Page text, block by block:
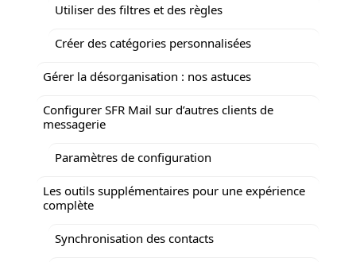
Utiliser des filtres et des règles
Créer des catégories personnalisées
Gérer la désorganisation : nos astuces
Configurer SFR Mail sur d’autres clients de
messagerie
Paramètres de configuration
Les outils supplémentaires pour une expérience
complète
Synchronisation des contacts